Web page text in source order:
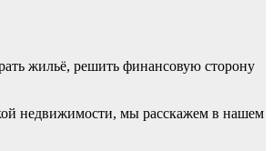
жильё, решить финансовую сторону
недвижимости, мы расскажем в нашем